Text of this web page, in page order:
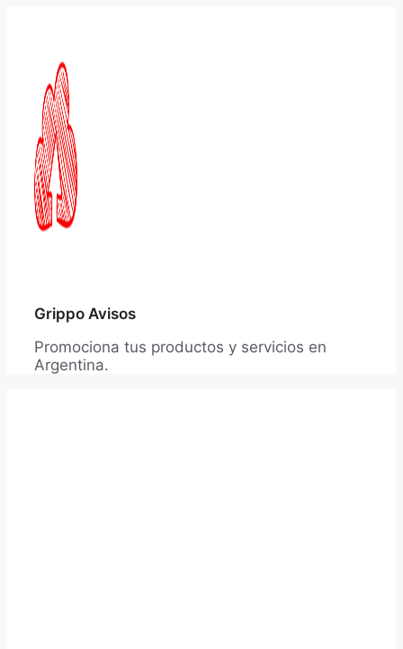
Grippo Avisos
Promociona tus productos y servicios en
Argentina.